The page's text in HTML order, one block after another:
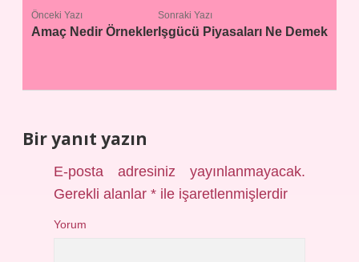
Önceki Yazı
Amaç Nedir Örnekler
Sonraki Yazı
Işgücü Piyasaları Ne Demek
Bir yanıt yazın
E-posta adresiniz yayınlanmayacak.
Gerekli alanlar* ile işaretlenmişlerdir
Yorum